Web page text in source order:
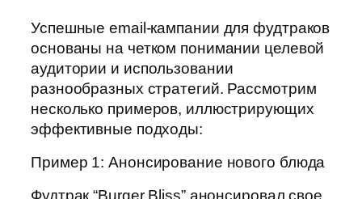
Успешные email-кампании для фудтраков
основаны на четком понимании целевой
аудитории и использовании
разнообразных стратегий. Рассмотрим
несколько примеров, иллюстрирующих
эффективные подходы:
Пример 1: Анонсирование нового блюда
Фудтрак “Burger Bliss” анонсировал свое